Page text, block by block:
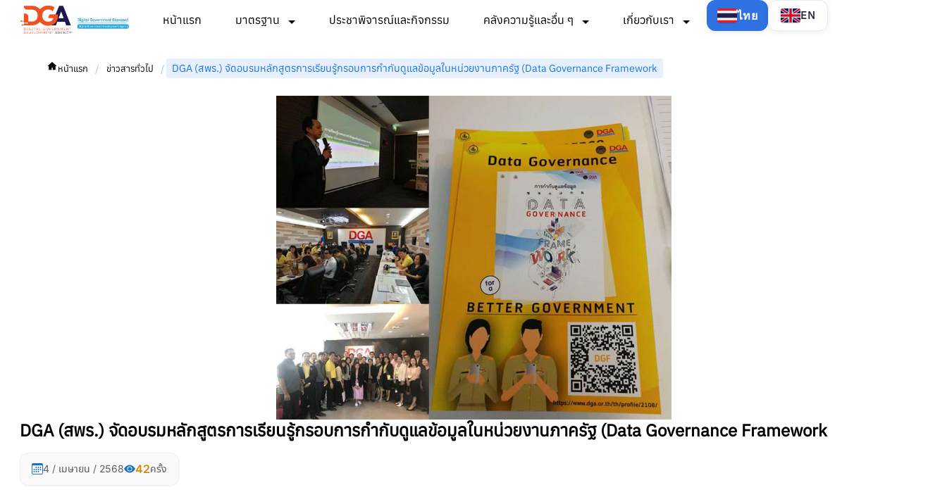
หน้าแรก มาตรฐาน ประชาพิจารณ์และกิจกรรม คลังความรู้และอื่น ๆ เกี่ยวกับเรา ไทย EN
หน้าแรก / ข่าวสารทั่วไป / DGA (สพร.) จัดอบรมหลักสูตรการเรียนรู้กรอบการกำกับดูแลข้อมูลในหน่วยงานภาครัฐ (Data Governance Framework
DGA (สพร.) จัดอบรมหลักสูตรการเรียนรู้กรอบการกำกับดูแลข้อมูลในหน่วยงานภาครัฐ (Data Governance Framework
4 / เมษายน / 2568 42ครั้ง